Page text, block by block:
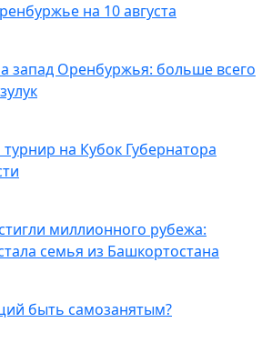
на 10 августа
запад Оренбуржья: больше всего
на Кубок Губернатора
миллионного рубежа:
семья из Башкортостана
быть самозанятым?